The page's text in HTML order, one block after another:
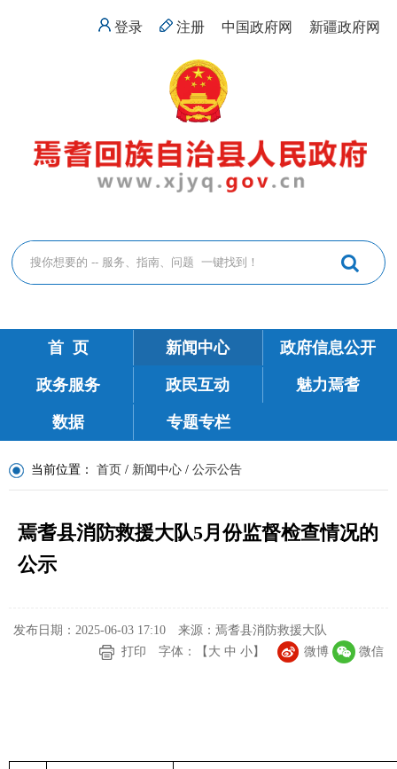
登录 注册 中国政府网 新疆政府网
首 页 新闻中心 政府信息公开
政务服务 政民互动 魅力焉耆
数据 专题专栏
当前位置： 首页 / 新闻中心 / 公示公告
焉耆县消防救援大队5月份监督检查情况的
公示
发布日期：2025-06-03 17:10
来源：焉耆县消防救援大队
打印
字体：【 大 中 小】 微博 微信